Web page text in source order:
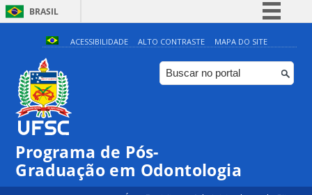
BRASIL
Simplifique!
Comunica BR
Participe
ACESSIBILIDADE ALTO CONTRASTE MAPA DO SITE
Programa de Pós-
Graduação em Odontologia